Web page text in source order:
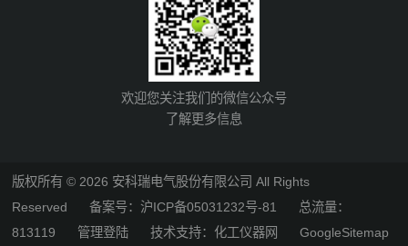
欢迎您关注我们的微信公众号
了解更多信息
版权所有 © 2026 安科瑞电气股份有限公司 All Rights
Reserved备案号：沪ICP备05031232号-81 总流量：
813119 管理登陆 技术支持：化工仪器网 GoogleSitemap